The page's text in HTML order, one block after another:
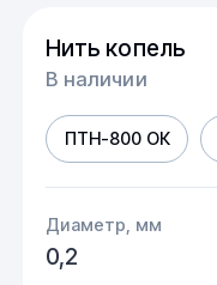
Нить копель
В наличии
ПТН-800 ОК
Диаметр, мм
0,2